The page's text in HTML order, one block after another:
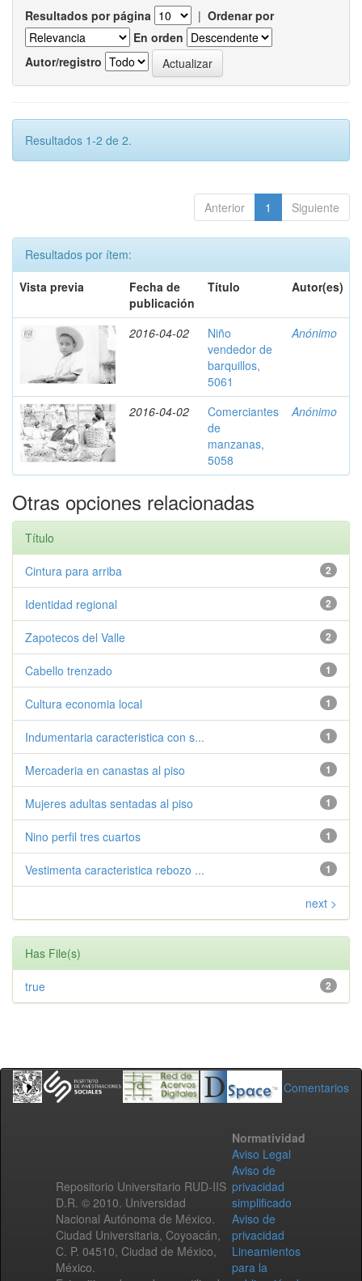
Resultados por página | Ordenar por
En orden
Autor/registro
Resultados 1-2 de 2.
Anterior 1 Siguiente
Resultados por ítem:
Vista previa
Fecha de
publicación
Título Autor(es)
2016-04-02
Niño
vendedor de
barquillos,
5061
Anónimo
2016-04-02
Comerciantes
de
manzanas,
5058
Anónimo
Otras opciones relacionadas
Título
2
Cintura para arriba
2
Identidad regional
2
Zapotecos del Valle
1
Cabello trenzado
1
Cultura economia local
1
Indumentaria caracteristica con s...
1
Mercaderia en canastas al piso
1
Mujeres adultas sentadas al piso
1
Nino perfil tres cuartos
1
Vestimenta caracteristica rebozo ...
next >
Has File(s)
2
true
Comentarios
Repositorio Universitario RUD-IIS
D.R. © 2010. Universidad
Nacional Autónoma de México.
Ciudad Universitaria, Coyoacán,
C. P. 04510, Ciudad de México,
México.
Normatividad
Aviso Legal
Aviso de
privacidad
simplificado
Aviso de
privacidad
Lineamientos
para la